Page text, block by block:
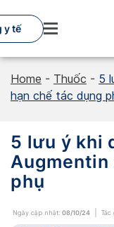
to
content
y tế
Home - Thuốc - 5
hạn chế tác dụng
5 lưu ý khi
Augmentin
phụ
Ngày cập nhật: 08/10/24 Tác